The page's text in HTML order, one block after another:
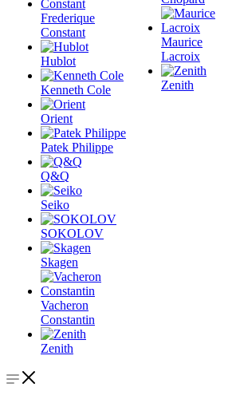
Frederique
Constant
Hublot
Kenneth Cole
Orient
Patek Philippe
Q&Q
Seiko
SOKOLOV
Skagen
Vacheron
Constantin
Zenith
Maurice
Lacroix
Zenith